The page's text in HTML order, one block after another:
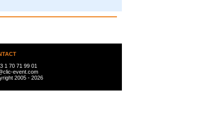
1 70 71 99 01
event.com
2005 - 2026